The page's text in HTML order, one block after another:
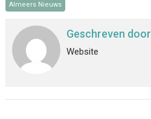
Almeers Nieuws
Geschreven door
Website